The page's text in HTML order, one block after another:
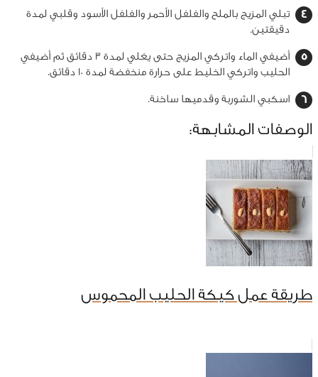
تبلي المزيج بالملح والفلفل الأحمر والفلفل الأسود وقلبي لمدة
دقيقتين.
أضيفي الماء واتركي المزيج حتى يغلي لمدة 3 دقائق ثم أضيفي
الحليب واتركي الخليط على حرارة منخفضة لمدة 10 دقائق.
اسكبي الشوربة وقدميها ساخنة.
الوصفات المشابهة:
طريقة عمل كيكة الحليب المحموس